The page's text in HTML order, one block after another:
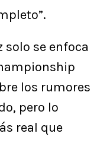
solo se enfoca
los rumores
pero lo
real que